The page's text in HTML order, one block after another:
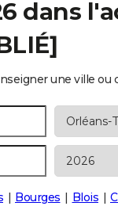
dans
une ville ou
Bourges Blois